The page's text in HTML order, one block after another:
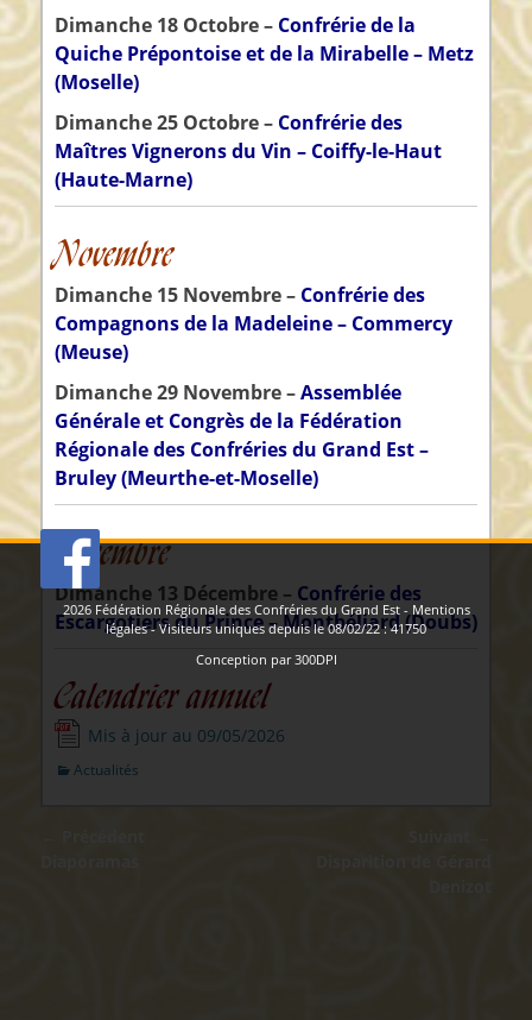
Dimanche 18 Octobre – Confrérie de la
Quiche Prépontoise et de la Mirabelle – Metz
(Moselle)
Dimanche 25 Octobre – Confrérie des
Maîtres Vignerons du Vin – Coiffy-le-Haut
(Haute-Marne)
Novembre
Dimanche 15 Novembre – Confrérie des
Compagnons de la Madeleine – Commercy
(Meuse)
Dimanche 29 Novembre –Assemblée
Générale et Congrès de la Fédération
Régionale des Confréries du Grand Est –
Bruley (Meurthe-et-Moselle)
Décembre
Dimanche 13 Décembre – Confrérie des
Escargotiers du Prince – Montbéliard (Doubs)
Calendrier annuel
Mis à jour au 09/05/2026
Catégories
Actualités
2026 Fédération Régionale des Confréries du Grand Est- Mentions
légales- Visiteurs uniques depuis le 08/02/22 :41750
Conception par300DPI